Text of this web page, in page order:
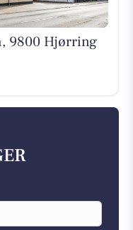
9800 Hjørring